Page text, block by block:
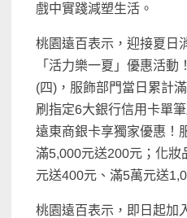
戲中實踐減塑生活。
桃園遠百表示，迎接夏日
「活力樂一夏」優惠活動
(四)，服飾部門當日累計
刷指定6大銀行信用卡單
遠東商銀卡享獨家優惠！
滿5,000元送200元；化妝
元送400元、滿5萬元送
桃園遠百表示，即日起加